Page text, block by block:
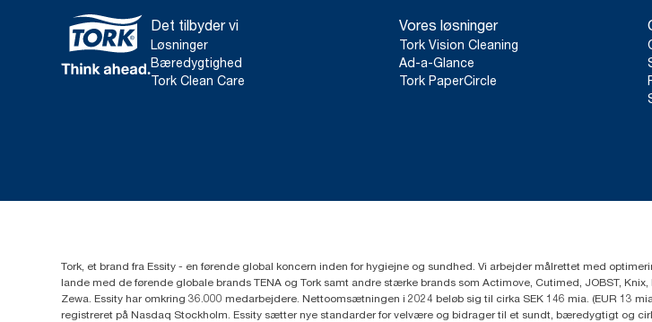
Det tilbyder vi
Løsninger
Bæredygtighed
Tork Clean Care
Vores løsninger
Tork Vision Cleaning
Ad-a-Glance
Tork PaperCircle
Tork, et brand fra Essity - en førende global koncern inden for hygiejne og sundhed. Vi arbejder målrettet med
lande med de førende globale brands TENA og Tork samt andre stærke brands som Actimove, Cutimed, JOBST,
Zewa. Essity har omkring 36.000 medarbejdere. Nettoomsætningen i 2024 beløb sig til cirka SEK 146 mia. (EUR 13
registreret på Nasdaq Stockholm. Essity sætter nye standarder for velvære og bidrager til et sundt, bæredygtigt og